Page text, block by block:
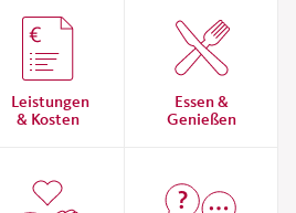
Leistungen
& Kosten
Essen &
Genießen